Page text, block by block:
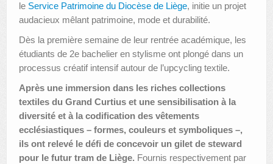
le Service Patrimoine du Diocèse de Liège, initie un projet
audacieux mêlant patrimoine, mode et durabilité.
Dès la première semaine de leur rentrée académique, les
étudiants de 2e bachelier en stylisme ont plongé dans un
processus créatif intensif autour de l’upcycling textile.
Après une immersion dans les riches collections
textiles du Grand Curtius et une sensibilisation à la
diversité et à la codification des vêtements
ecclésiastiques – formes, couleurs et symboliques –,
ils ont relevé le défi de concevoir un gilet de steward
pour le futur tram de Liège. Fournis respectivement par